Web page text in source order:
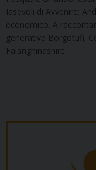
Iasevoli di Avvenire;
economico. A
generative Borgotufi;
Falanghinashire.